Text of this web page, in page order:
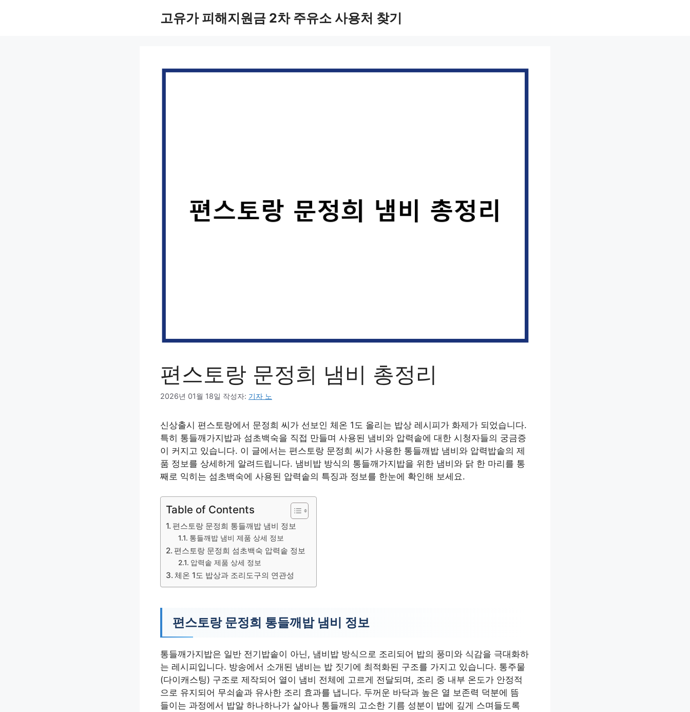
고유가 피해지원금 2차 주유소 사용처 찾기
편스토랑 문정희 냄비 총정리
2026년 01월 18일 작성자: 기자 노
신상출시 편스토랑에서 문정희 씨가 선보인 체온 1도 올리는 밥상 레시피가 화제가 되었습니다.
특히 통들깨가지밥과 섬초백숙을 직접 만들며 사용된 냄비와 압력솥에 대한 시청자들의 궁금증
이 커지고 있습니다. 이 글에서는 편스토랑 문정희 씨가 사용한 통들깨밥 냄비와 압력밥솥의 제
품 정보를 상세하게 알려드립니다. 냄비밥 방식의 통들깨가지밥을 위한 냄비와 닭 한 마리를 통
째로 익히는 섬초백숙에 사용된 압력솥의 특징과 정보를 한눈에 확인해 보세요.
Table of Contents
편스토랑 문정희 통들깨밥 냄비 정보
통들깨밥 냄비 제품 상세 정보
편스토랑 문정희 섬초백숙 압력솥 정보
압력솥 제품 상세 정보
체온 1도 밥상과 조리도구의 연관성
편스토랑 문정희 통들깨밥 냄비 정보
통들깨가지밥은 일반 전기밥솥이 아닌, 냄비밥 방식으로 조리되어 밥의 풍미와 식감을 극대화하
는 레시피입니다. 방송에서 소개된 냄비는 밥 짓기에 최적화된 구조를 가지고 있습니다. 통주물
(다이캐스팅) 구조로 제작되어 열이 냄비 전체에 고르게 전달되며, 조리 중 내부 온도가 안정적
으로 유지되어 무쇠솥과 유사한 조리 효과를 냅니다. 두꺼운 바닥과 높은 열 보존력 덕분에 뜸
들이는 과정에서 밥알 하나하나가 살아나 통들깨의 고소한 기름 성분이 밥에 깊게 스며들도록